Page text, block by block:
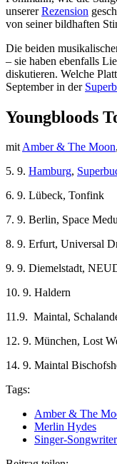
unsererRezension
von seiner bildhaften
Die beiden
– sie haben ebenfalls
diskutieren. Welche
September in der
Youngbloods
mitAmber & The Moon
​5. 9. Hamburg,
6. 9. Lübeck, Tonfink
7. 9. Berlin, Space
​8. 9. Erfurt, Universal
9. 9. Diemelstadt,
10. 9. Haldern
11.9. Maintal,
​12. 9. München, Lost
14. 9. Maintal
Tags:
Amber & The
Merlin Hydes
Singer-Songwriter